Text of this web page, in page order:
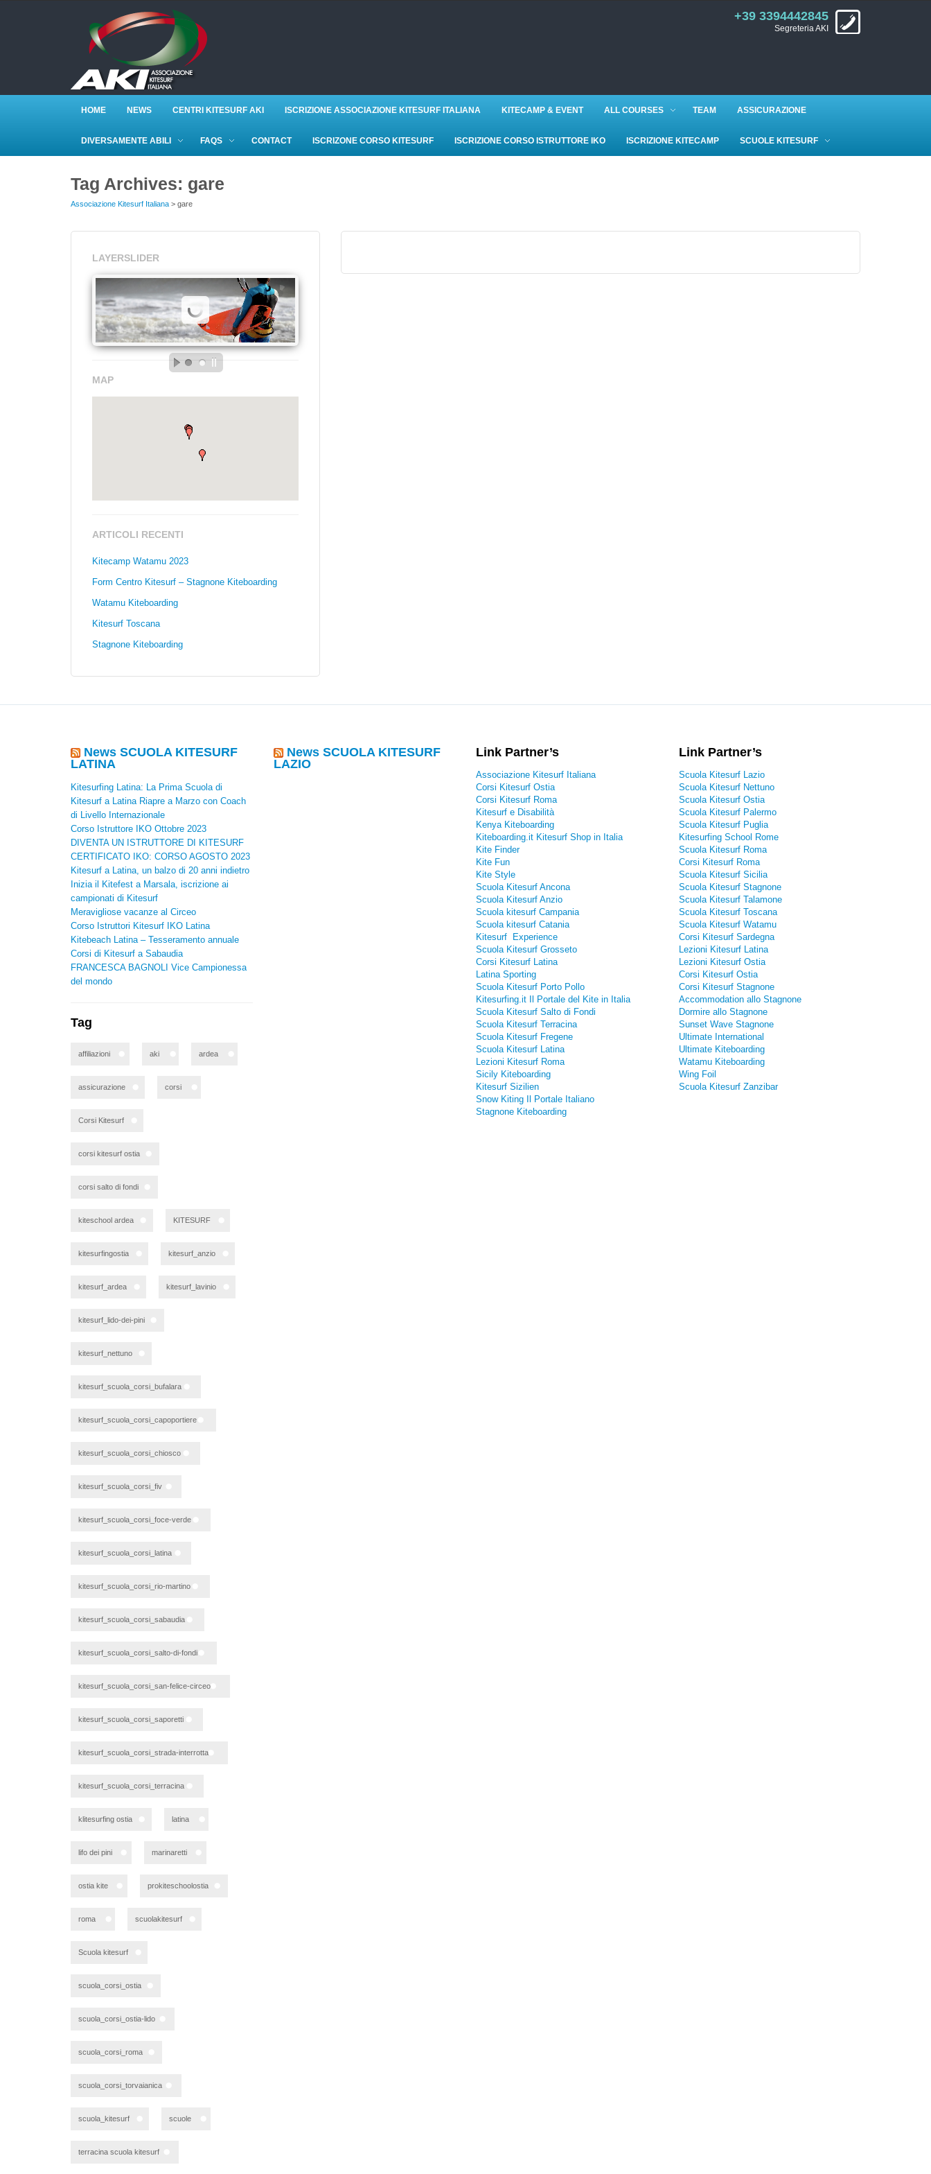
+39 3394442845
Segreteria AKI
HOME NEWS CENTRI KITESURF AKI ISCRIZIONE ASSOCIAZIONE KITESURF ITALIANA KITECAMP & EVENT ALL COURSES TEAM ASSICURAZIONE
DIVERSAMENTE ABILI FAQS CONTACT ISCRIZONE CORSO KITESURF ISCRIZIONE CORSO ISTRUTTORE IKO ISCRIZIONE KITECAMP SCUOLE KITESURF
Tag Archives: gare
Associazione Kitesurf Italiana > gare
LAYERSLIDER
MAP
ARTICOLI RECENTI
Kitecamp Watamu 2023
Form Centro Kitesurf – Stagnone Kiteboarding
Watamu Kiteboarding
Kitesurf Toscana
Stagnone Kiteboarding
News SCUOLA KITESURF
LATINA
Kitesurfing Latina: La Prima Scuola di
Kitesurf a Latina Riapre a Marzo con Coach
di Livello Internazionale
Corso Istruttore IKO Ottobre 2023
DIVENTA UN ISTRUTTORE DI KITESURF
CERTIFICATO IKO: CORSO AGOSTO 2023
Kitesurf a Latina, un balzo di 20 anni indietro
Inizia il Kitefest a Marsala, iscrizione ai
campionati di Kitesurf
Meravigliose vacanze al Circeo
Corso Istruttori Kitesurf IKO Latina
Kitebeach Latina – Tesseramento annuale
Corsi di Kitesurf a Sabaudia
FRANCESCA BAGNOLI Vice Campionessa
del mondo
Tag
affiliazioni aki ardea
assicurazione corsi
Corsi Kitesurf
corsi kitesurf ostia
corsi salto di fondi
kiteschool ardea KITESURF
kitesurfingostia kitesurf_anzio
kitesurf_ardea kitesurf_lavinio
kitesurf_lido-dei-pini
kitesurf_nettuno
kitesurf_scuola_corsi_bufalara
kitesurf_scuola_corsi_capoportiere
kitesurf_scuola_corsi_chiosco
kitesurf_scuola_corsi_fiv
kitesurf_scuola_corsi_foce-verde
kitesurf_scuola_corsi_latina
kitesurf_scuola_corsi_rio-martino
kitesurf_scuola_corsi_sabaudia
kitesurf_scuola_corsi_salto-di-fondi
kitesurf_scuola_corsi_san-felice-circeo
kitesurf_scuola_corsi_saporetti
kitesurf_scuola_corsi_strada-interrotta
kitesurf_scuola_corsi_terracina
klitesurfing ostia latina
lifo dei pini marinaretti
ostia kite prokiteschoolostia
roma scuolakitesurf
Scuola kitesurf
scuola_corsi_ostia
scuola_corsi_ostia-lido
scuola_corsi_roma
scuola_corsi_torvaianica
scuola_kitesurf scuole
terracina scuola kitesurf
News SCUOLA KITESURF
LAZIO
Link Partner’s
Associazione Kitesurf Italiana
Corsi Kitesurf Ostia
Corsi Kitesurf Roma
Kitesurf e Disabilità
Kenya Kiteboarding
Kiteboarding.it Kitesurf Shop in Italia
Kite Finder
Kite Fun
Kite Style
Scuola Kitesurf Ancona
Scuola Kitesurf Anzio
Scuola kitesurf Campania
Scuola kitesurf Catania
Kitesurf Experience
Scuola Kitesurf Grosseto
Corsi Kitesurf Latina
Latina Sporting
Scuola Kitesurf Porto Pollo
Kitesurfing.it Il Portale del Kite in Italia
Scuola Kitesurf Salto di Fondi
Scuola Kitesurf Terracina
Scuola Kitesurf Fregene
Scuola Kitesurf Latina
Lezioni Kitesurf Roma
Sicily Kiteboarding
Kitesurf Sizilien
Snow Kiting Il Portale Italiano
Stagnone Kiteboarding
Link Partner’s
Scuola Kitesurf Lazio
Scuola Kitesurf Nettuno
Scuola Kitesurf Ostia
Scuola Kitesurf Palermo
Scuola Kitesurf Puglia
Kitesurfing School Rome
Scuola Kitesurf Roma
Corsi Kitesurf Roma
Scuola Kitesurf Sicilia
Scuola Kitesurf Stagnone
Scuola Kitesurf Talamone
Scuola Kitesurf Toscana
Scuola Kitesurf Watamu
Corsi Kitesurf Sardegna
Lezioni Kitesurf Latina
Lezioni Kitesurf Ostia
Corsi Kitesurf Ostia
Corsi Kitesurf Stagnone
Accommodation allo Stagnone
Dormire allo Stagnone
Sunset Wave Stagnone
Ultimate International
Ultimate Kiteboarding
Watamu Kiteboarding
Wing Foil
Scuola Kitesurf Zanzibar